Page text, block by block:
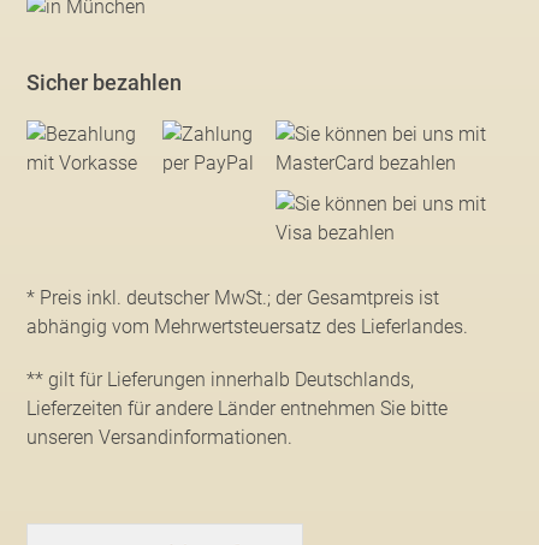
Sicher bezahlen
* Preis inkl. deutscher MwSt.; der Gesamtpreis ist
abhängig vom Mehrwertsteuersatz des Lieferlandes.
** gilt für Lieferungen innerhalb Deutschlands,
Lieferzeiten für andere Länder entnehmen Sie bitte
unseren Versandinformationen.